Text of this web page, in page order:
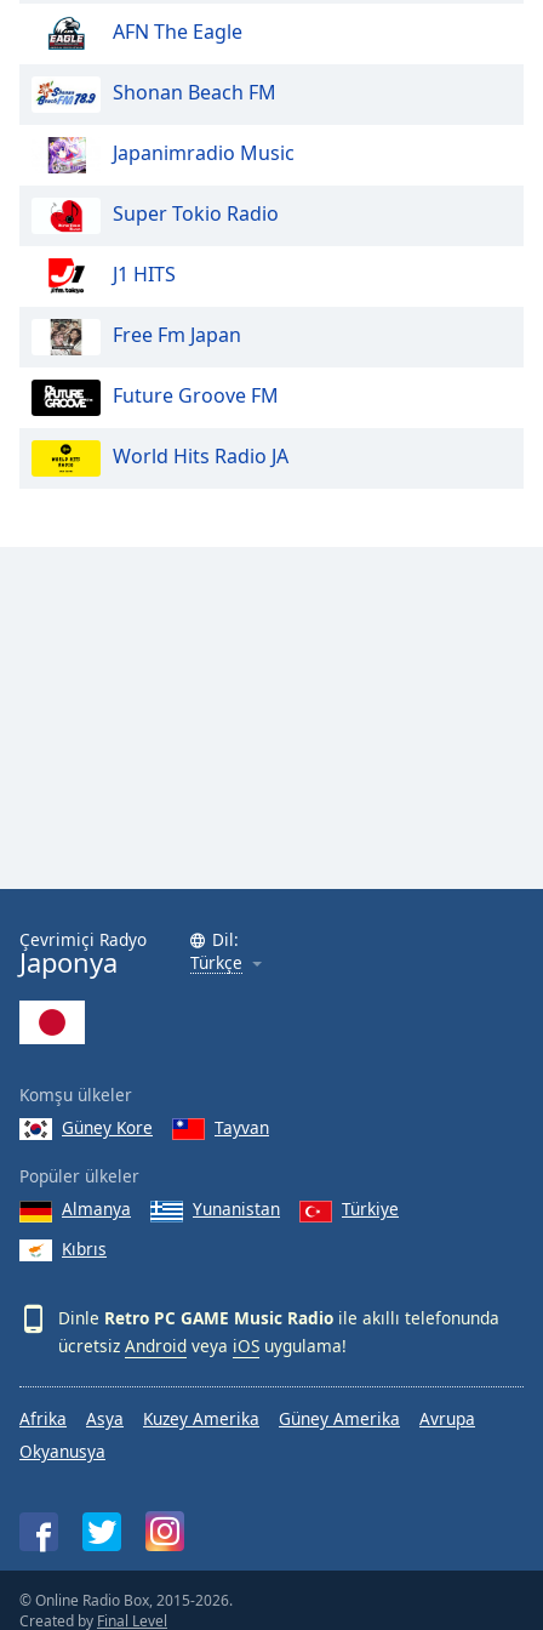
AFN The Eagle
Shonan Beach FM
Japanimradio Music
Super Tokio Radio
J1 HITS
Free Fm Japan
Future Groove FM
World Hits Radio JA
Çevrimiçi Radyo
Japonya
Dil:
Türkçe
Komşu ülkeler
Güney Kore
Tayvan
Popüler ülkeler
Almanya
Yunanistan
Türkiye
Kıbrıs
Dinle Retro PC GAME Music Radio ile akıllı telefonunda
ücretsiz Android veya iOS uygulama!
Afrika Asya Kuzey Amerika Güney Amerika
Avrupa
Okyanusya
© Online Radio Box, 2015-2026.
Created by Final Level